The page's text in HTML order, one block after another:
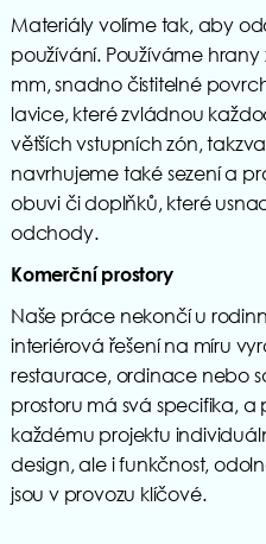
Materiály volíme tak, aby
používání. Používáme hrany
mm, snadno čistitelné
lavice, které zvládnou
větších vstupních zón,
navrhujeme také sezení a
obuvi či doplňků, které
odchody.
Komerční prostory
Naše práce nekončí u
interiérová řešení na míru
restaurace, ordinace nebo
prostoru má svá specifika,
každému projektu
design, ale i funkčnost,
jsou v provozu klíčové.